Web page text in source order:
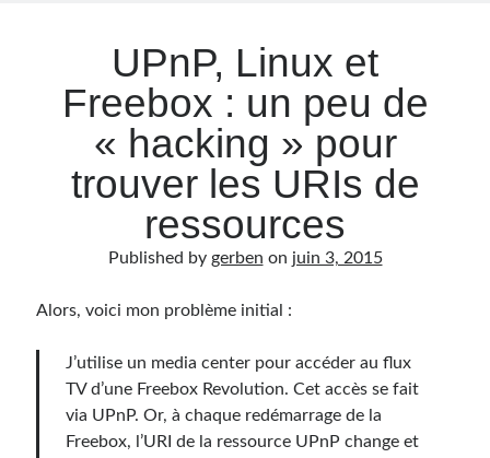
Mots de passe : hashage et salage, suffisant ?
Tweets by @GerbenCastel
UPnP, Linux et
Freebox : un peu de
« hacking » pour
trouver les URIs de
ressources
Published by gerben on juin 3, 2015
Alors, voici mon problème initial :
J’utilise un media center pour accéder au flux
TV d’une Freebox Revolution. Cet accès se fait
via UPnP. Or, à chaque redémarrage de la
Freebox, l’URI de la ressource UPnP change et